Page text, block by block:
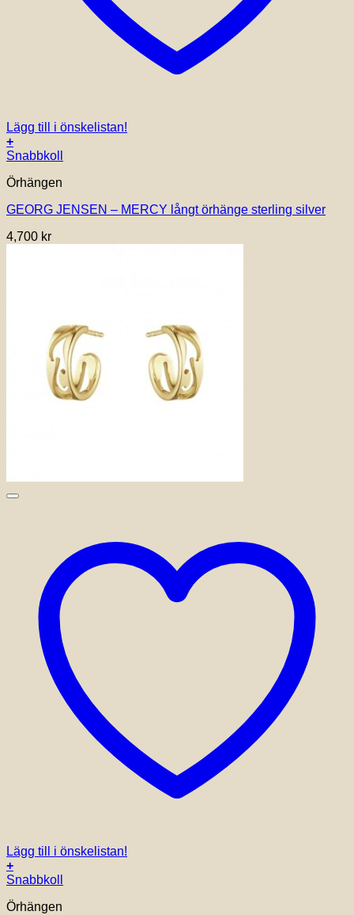
Lägg till i önskelistan!
+
Snabbkoll
Örhängen
GEORG JENSEN – MERCY långt örhänge sterling silver
4,700 kr
Lägg till i önskelistan!
+
Snabbkoll
Örhängen